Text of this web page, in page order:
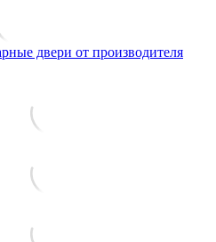
двери от производителя